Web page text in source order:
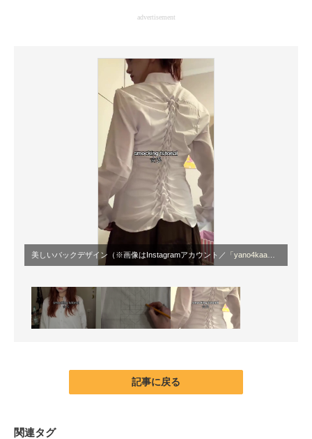
advertisement
美しいバックデザイン（※画像はInstagramアカウント／ 「yano4kaa」
記事に戻る
関連タグ